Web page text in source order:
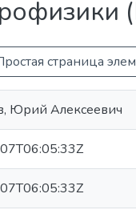
страница
Юрий Алексеевич